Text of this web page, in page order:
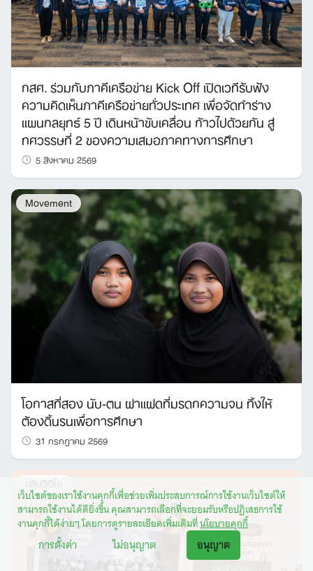
เว็บไซต์ของเราใช้งานคุกกี้เพื่อช่วยเพิ่มประสบการณ์การใช้งานเว็บไซต์ให้
สามารถใช้งานได้ดียิ่งขึ้น คุณสามารถเลือกที่จะยอมรับหรือปฏิเสธการใช้
งานคุกกี้ได้ง่ายๆ โดยการดูรายละเอียดเพิ่มเติมที่นโยบายคุกกี้
การตั้งค่า ไม่อนุญาต อนุญาต
กสศ. ร่วมกับภาคีเครือข่าย Kick Off เปิดเวทีรับฟัง
ความคิดเห็นภาคีเครือข่ายทั่วประเทศ เพื่อจัดทำร่าง
แผนกลยุทธ์ 5 ปี เดินหน้าขับเคลื่อน ก้าวไปด้วยกัน สู่
ทศวรรษที่ 2 ของความเสมอภาคทางการศึกษา
5 สิงหาคม 2569
Movement
โอกาสที่สอง นับ-ตน ฝาแฝดที่มรดกความจน ทิ้งให้
ต้องดิ้นรนเพื่อการศึกษา
31 กรกฎาคม 2569
คลิปวิดีโอ